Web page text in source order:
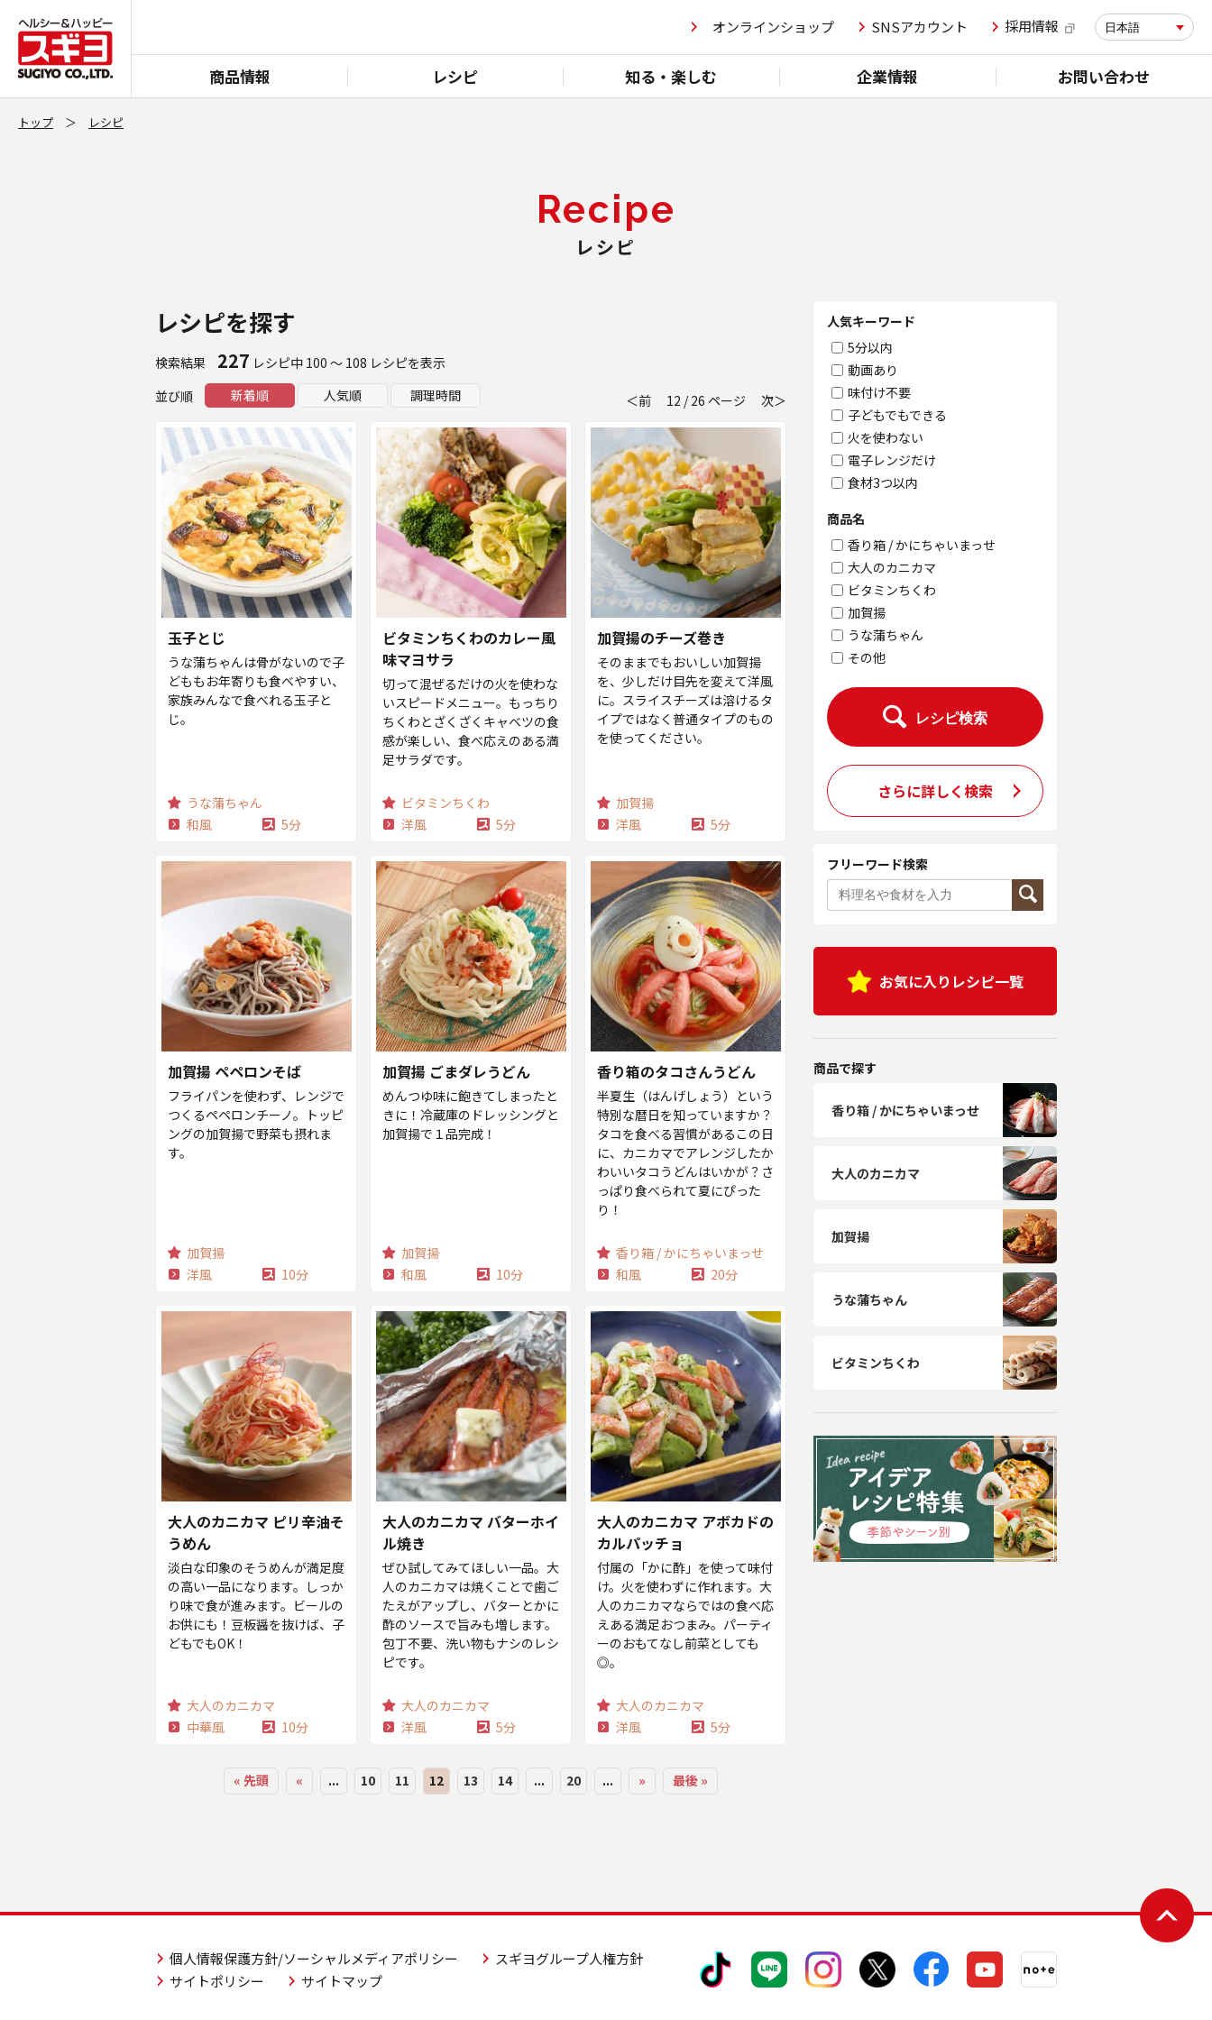
オンラインショップ SNSアカウント 採用情報 日本語
商品情報 レシピ 知る・楽しむ 企業情報 お問い合わせ
トップ レシピ
Recipe
レシピ
レシピを探す
検索結果 227 レシピ中 100 ～ 108 レシピを表示
並び順
新着順 人気順 調理時間 ＜前 12 / 26 ページ 次＞
玉子とじ
うな蒲ちゃんは骨がないので子
どももお年寄りも食べやすい、
家族みんなで食べれる玉子と
じ。
うな蒲ちゃん
和風
5分
ビタミンちくわのカレー風
味マヨサラ
切って混ぜるだけの火を使わな
いスピードメニュー。もっちり
ちくわとざくざくキャベツの食
感が楽しい、食べ応えのある満
足サラダです。
ビタミンちくわ
洋風
5分
加賀揚のチーズ巻き
そのままでもおいしい加賀揚
を、少しだけ目先を変えて洋風
に。スライスチーズは溶けるタ
イプではなく普通タイプのもの
を使ってください。
加賀揚
洋風
5分
加賀揚 ペペロンそば
フライパンを使わず、レンジで
つくるペペロンチーノ。トッピ
ングの加賀揚で野菜も摂れま
す。
加賀揚
洋風
10分
加賀揚 ごまダレうどん
めんつゆ味に飽きてしまったと
きに！冷蔵庫のドレッシングと
加賀揚で１品完成！
加賀揚
和風
10分
香り箱のタコさんうどん
半夏生（はんげしょう）という
特別な暦日を知っていますか？
タコを食べる習慣があるこの日
に、カニカマでアレンジしたか
わいいタコうどんはいかが？さ
っぱり食べられて夏にぴった
り！
香り箱 / かにちゃいまっせ
和風
20分
大人のカニカマ ピリ辛油そ
うめん
淡白な印象のそうめんが満足度
の高い一品になります。しっか
り味で食が進みます。ビールの
お供にも！豆板醤を抜けば、子
どもでもOK！
大人のカニカマ
中華風
10分
大人のカニカマ バターホイ
ル焼き
ぜひ試してみてほしい一品。大
人のカニカマは焼くことで歯ご
たえがアップし、バターとかに
酢のソースで旨みも増します。
包丁不要、洗い物もナシのレシ
ピです。
大人のカニカマ
洋風
5分
大人のカニカマ アボカドの
カルパッチョ
付属の「かに酢」を使って味付
け。火を使わずに作れます。大
人のカニカマならではの食べ応
えある満足おつまみ。パーティ
ーのおもてなし前菜としても
◎。
大人のカニカマ
洋風
5分
« 先頭 « ... 10 11 12 13 14 ... 20 ... » 最後 »
人気キーワード
5分以内
動画あり
味付け不要
子どもでもできる
火を使わない
電子レンジだけ
食材3つ以内
商品名
香り箱 / かにちゃいまっせ
大人のカニカマ
ビタミンちくわ
加賀揚
うな蒲ちゃん
その他
レシピ検索
さらに詳しく検索
フリーワード検索
お気に入りレシピ一覧
商品で探す
香り箱 / かにちゃいまっせ
大人のカニカマ
加賀揚
うな蒲ちゃん
ビタミンちくわ
個人情報保護方針/ソーシャルメディアポリシー
スギヨグループ人権方針
サイトポリシー
サイトマップ